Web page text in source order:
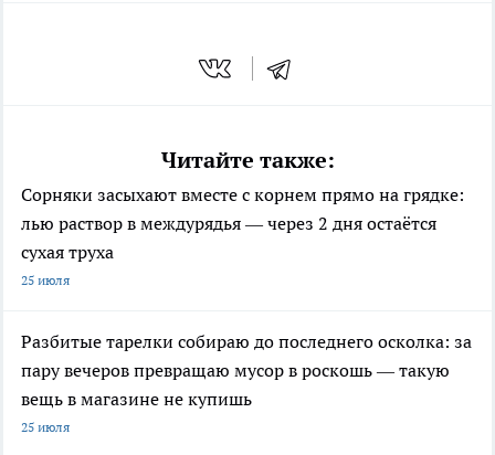
Читайте также:
Сорняки засыхают вместе с корнем прямо на грядке:
лью раствор в междурядья — через 2 дня остаётся
сухая труха
25 июля
Разбитые тарелки собираю до последнего осколка: за
пару вечеров превращаю мусор в роскошь — такую
вещь в магазине не купишь
25 июля